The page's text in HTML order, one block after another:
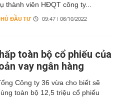
thành viên HĐQT công ty...
ĐẦU TƯ 09:47 | 06/10/2022
toàn bộ cổ phiếu của
vay ngân hàng
Công ty 36 vừa cho biết sẽ
toàn bộ 12,5 triệu cổ phiếu